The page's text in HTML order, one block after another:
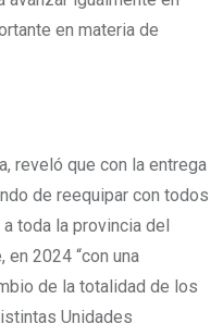
en materia de
reveló que con la entrega
de reequipar con todos
toda la provincia del
en 2024 “con una
de la totalidad de los
Unidades